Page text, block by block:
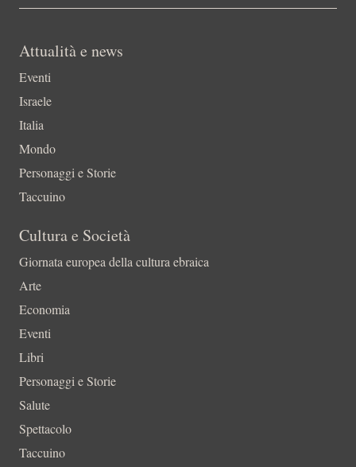
Attualità e news
Eventi
Israele
Italia
Mondo
Personaggi e Storie
Taccuino
Cultura e Società
Giornata europea della cultura ebraica
Arte
Economia
Eventi
Libri
Personaggi e Storie
Salute
Spettacolo
Taccuino